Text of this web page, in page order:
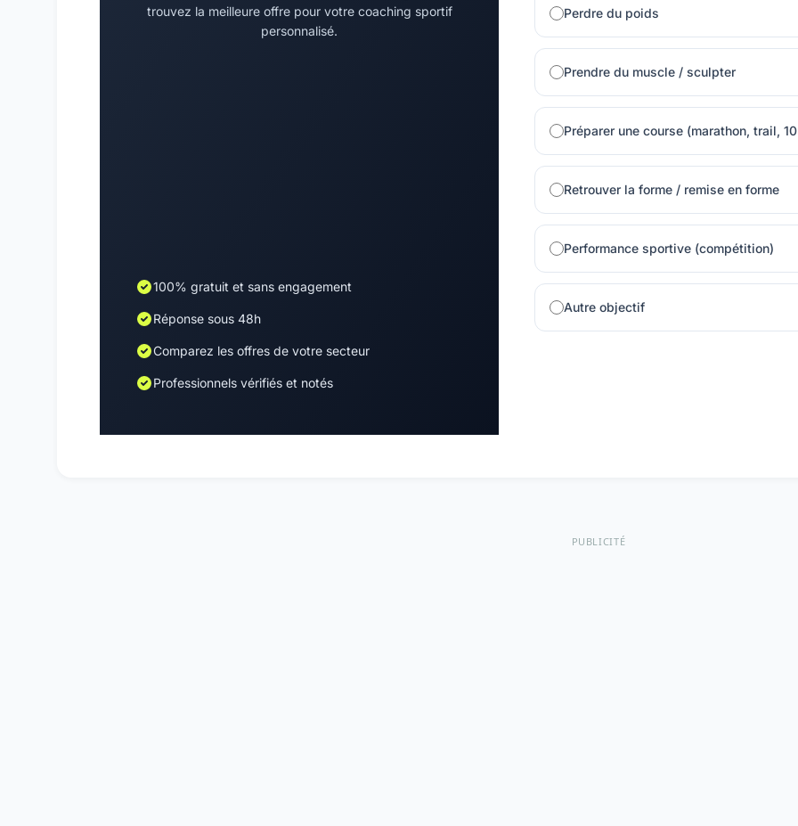
trouvez la meilleure offre pour votre coaching sportif
personnalisé.
100% gratuit et sans engagement
Réponse sous 48h
Comparez les offres de votre secteur
Professionnels vérifiés et notés
Perdre du poids
Prendre du muscle / sculpter
Préparer une course (marathon, trail,
Retrouver la forme / remise en forme
Performance sportive (compétition)
Autre objectif
PUBLICITÉ